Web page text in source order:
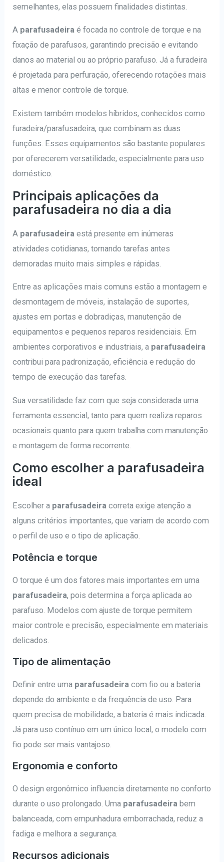
semelhantes, elas possuem finalidades distintas.
A parafusadeira é focada no controle de torque e na
fixação de parafusos, garantindo precisão e evitando
danos ao material ou ao próprio parafuso. Já a furadeira
é projetada para perfuração, oferecendo rotações mais
altas e menor controle de torque.
Existem também modelos híbridos, conhecidos como
furadeira/parafusadeira, que combinam as duas
funções. Esses equipamentos são bastante populares
por oferecerem versatilidade, especialmente para uso
doméstico.
Principais aplicações da
parafusadeira no dia a dia
A parafusadeira está presente em inúmeras
atividades cotidianas, tornando tarefas antes
demoradas muito mais simples e rápidas.
Entre as aplicações mais comuns estão a montagem e
desmontagem de móveis, instalação de suportes,
ajustes em portas e dobradiças, manutenção de
equipamentos e pequenos reparos residenciais. Em
ambientes corporativos e industriais, a parafusadeira
contribui para padronização, eficiência e redução do
tempo de execução das tarefas.
Sua versatilidade faz com que seja considerada uma
ferramenta essencial, tanto para quem realiza reparos
ocasionais quanto para quem trabalha com manutenção
e montagem de forma recorrente.
Como escolher a parafusadeira
ideal
Escolher a parafusadeira correta exige atenção a
alguns critérios importantes, que variam de acordo com
o perfil de uso e o tipo de aplicação.
Potência e torque
O torque é um dos fatores mais importantes em uma
parafusadeira, pois determina a força aplicada ao
parafuso. Modelos com ajuste de torque permitem
maior controle e precisão, especialmente em materiais
delicados.
Tipo de alimentação
Definir entre uma parafusadeira com fio ou a bateria
depende do ambiente e da frequência de uso. Para
quem precisa de mobilidade, a bateria é mais indicada.
Já para uso contínuo em um único local, o modelo com
fio pode ser mais vantajoso.
Ergonomia e conforto
O design ergonômico influencia diretamente no conforto
durante o uso prolongado. Uma parafusadeira bem
balanceada, com empunhadura emborrachada, reduz a
fadiga e melhora a segurança.
Recursos adicionais